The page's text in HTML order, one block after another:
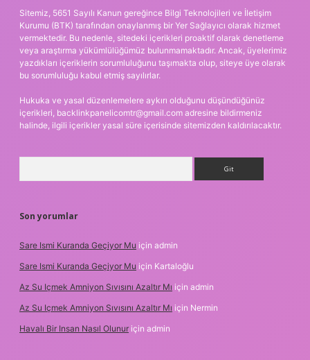
Sitemiz, 5651 Sayılı Kanun gereğince Bilgi Teknolojileri ve İletişim
Kurumu (BTK) tarafından onaylanmış bir Yer Sağlayıcı olarak hizmet
vermektedir. Bu nedenle, sitedeki içerikleri proaktif olarak denetleme
veya araştırma yükümlülüğümüz bulunmamaktadır. Ancak, üyelerimiz
yazdıkları içeriklerin sorumluluğunu taşımakta olup, siteye üye olarak
bu sorumluluğu kabul etmiş sayılırlar.
Hukuka ve yasal düzenlemelere aykırı olduğunu düşündüğünüz
içerikleri, backlinkpanelicomtr@gmail.com adresine bildirmeniz
halinde, ilgili içerikler yasal süre içerisinde sitemizden kaldırılacaktır.
Son yorumlar
Sare Ismi Kuranda Geçiyor Mu için admin
Sare Ismi Kuranda Geçiyor Mu için Kartaloğlu
Az Su Içmek Amniyon Sıvısını Azaltır Mı için admin
Az Su Içmek Amniyon Sıvısını Azaltır Mı için Nermin
Havalı Bir Insan Nasıl Olunur için admin